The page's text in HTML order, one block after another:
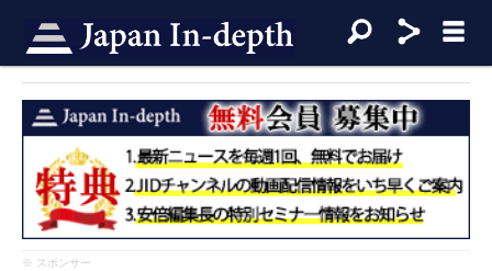
※ スポンサー